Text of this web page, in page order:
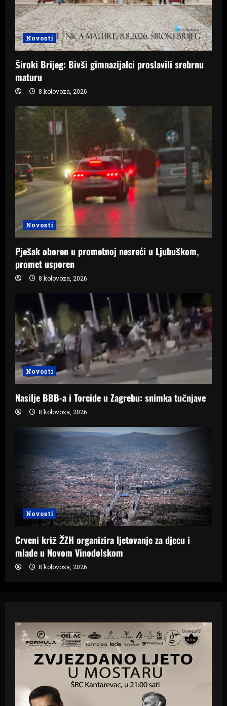
Novosti
Široki Brijeg: Bivši gimnazijalci proslavili srebrnu
maturu
8 kolovoza, 2026
Novosti
Pješak oboren u prometnoj nesreći u Ljubuškom,
promet usporen
8 kolovoza, 2026
Novosti
Nasilje BBB-a i Torcide u Zagrebu: snimka tučnjave
8 kolovoza, 2026
Novosti
Crveni križ ŽZH organizira ljetovanje za djecu i
mlade u Novom Vinodolskom
8 kolovoza, 2026